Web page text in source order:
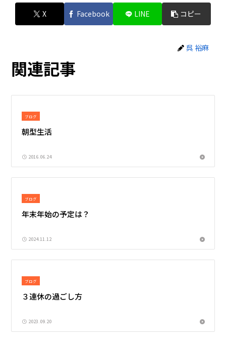
X Facebook LINE コピー
呉 裕麻
関連記事
ブログ
朝型生活
2016.06.24
ブログ
年末年始の予定は？
2024.11.12
ブログ
３連休の過ごし方
2023.09.20